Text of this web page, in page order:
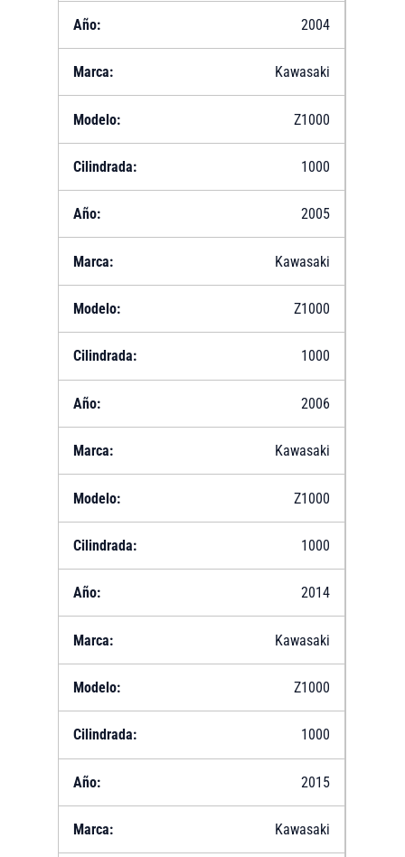
2004
Kawasaki
Z1000
1000
2005
Kawasaki
Z1000
1000
2006
Kawasaki
Z1000
1000
2014
Kawasaki
Z1000
1000
2015
Kawasaki